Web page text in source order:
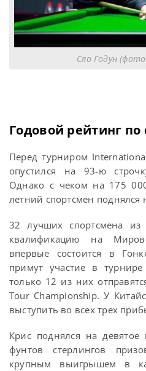
Сяо Годун
Годовой рейтинг по
Перед турниром
опустился на 93-ю
Однако с чеком на 175
летний спортсмен поднялся
32 лучших спортсмена из
квалификацию на
впервые состоится в
примут участие в
только 12 из них
Tour Championship. У
выступить во всех трех
Крис поднялся на девятое
фунтов стерлингов
крупным выигрышем в